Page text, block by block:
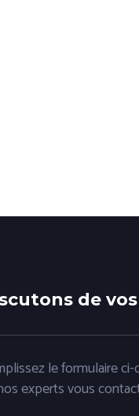
de
le formulaire
experts vous